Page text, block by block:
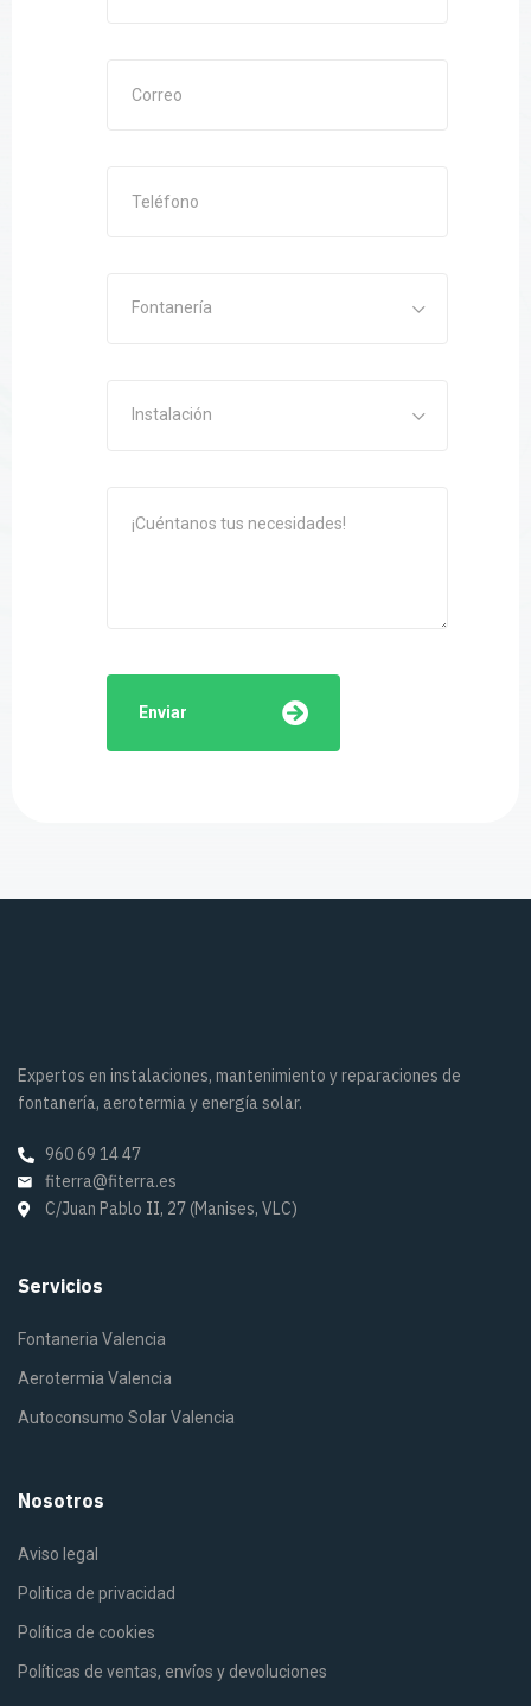
Fontanería
Instalación
Enviar
Expertos en instalaciones, mantenimiento y reparaciones de
fontanería, aerotermia y energía solar.
960 69 14 47
fiterra@fiterra.es
C/Juan Pablo II, 27 (Manises, VLC)
Servicios
Fontaneria Valencia
Aerotermia Valencia
Autoconsumo Solar Valencia
Nosotros
Aviso legal
Politica de privacidad
Política de cookies
Políticas de ventas, envíos y devoluciones